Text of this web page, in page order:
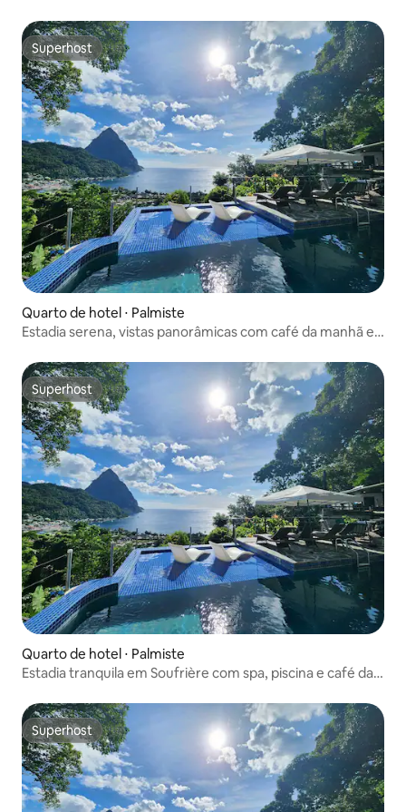
Superhost
Superhost
Quarto de hotel ⋅ Palmiste
Estadia serena, vistas panorâmicas com café da manhã e
Superhost
Superhost
Quarto de hotel ⋅ Palmiste
Estadia tranquila em Soufrière com spa, piscina e café da
Superhost
Superhost